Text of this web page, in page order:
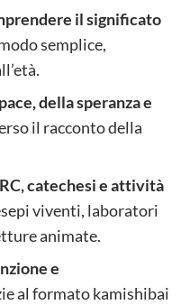
il significato
semplice,
della speranza e
il racconto della
catechesi e attività
viventi, laboratori
animate.
e
al formato kamishibai